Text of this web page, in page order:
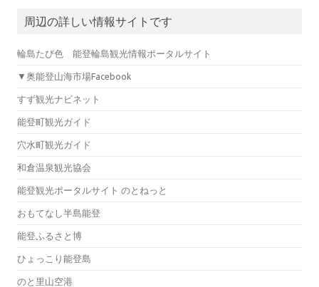
周辺の詳しい情報サイトです
輪島たび色 能登輪島観光情報ポータルサイト
▼奥能登山海市場Facebook
すず観光ナビネット
能登町観光ガイド
穴水町観光ガイド
和倉温泉観光協会
能登観光ポータルサイト のとねっと
おもてなし半島能登
能登ふるさと博
ひょっこり能登島
のと里山空港